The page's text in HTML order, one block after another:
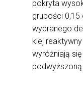
pokryta
grubości
wybranego
klej
wyróżniają
podwyższoną